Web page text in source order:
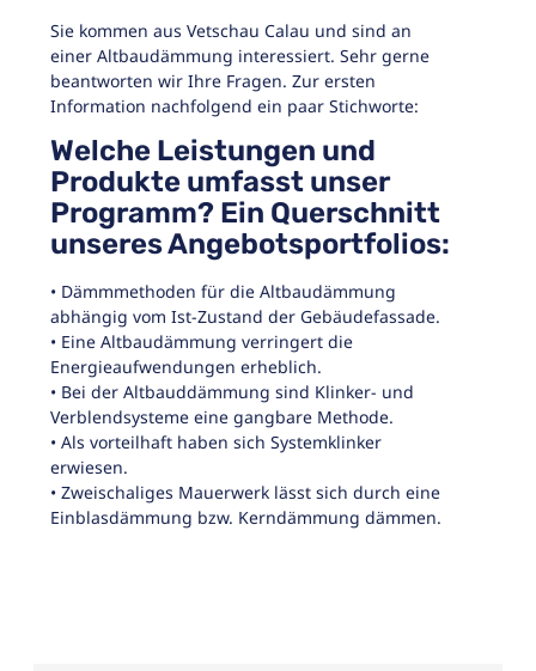
Sie kommen aus Vetschau Calau und sind an
einer Altbaudämmung interessiert. Sehr gerne
beantworten wir Ihre Fragen. Zur ersten
Information nachfolgend ein paar Stichworte:
Welche Leistungen und
Produkte umfasst unser
Programm? Ein Querschnitt
unseres Angebotsportfolios:
• Dämmmethoden für die Altbaudämmung
abhängig vom Ist-Zustand der Gebäudefassade.
• Eine Altbaudämmung verringert die
Energieaufwendungen erheblich.
• Bei der Altbauddämmung sind Klinker- und
Verblendsysteme eine gangbare Methode.
• Als vorteilhaft haben sich Systemklinker
erwiesen.
• Zweischaliges Mauerwerk lässt sich durch eine
Einblasdämmung bzw. Kerndämmung dämmen.